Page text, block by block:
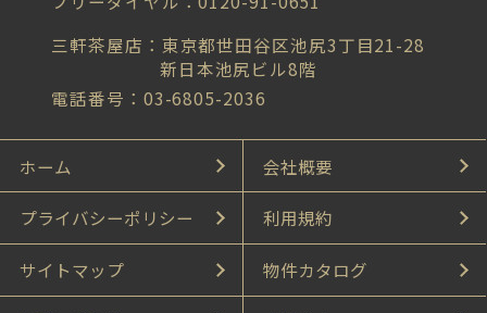
三軒茶屋店：東京都世田谷区池尻3丁目21-28
新日本池尻ビル8階
電話番号：03-6805-2036
ホーム 会社概要
プライバシーポリシー 利用規約
サイトマップ 物件カタログ